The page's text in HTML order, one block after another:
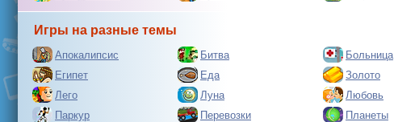
Игры на разные темы
Апокалипсис Битва Больница
Египет
Еда Золото
Лего
Луна Любовь
Паркур
Перевозки Планеты